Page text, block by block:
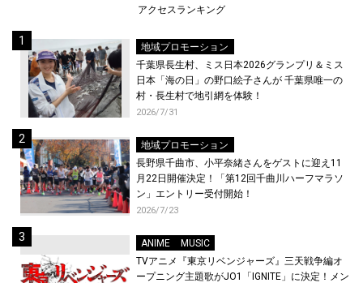
アクセスランキング
地域プロモーション
千葉県長生村、ミス日本2026グランプリ＆ミス
日本「海の日」の野口絵子さんが 千葉県唯一の
村・長生村で地引網を体験！
2026/7/31
地域プロモーション
長野県千曲市、小平奈緒さんをゲストに迎え11
月22日開催決定！「第12回千曲川ハーフマラソ
ン」エントリー受付開始！
2026/7/23
ANIME
MUSIC
TVアニメ『東京リベンジャーズ』三天戦争編オ
ープニング主題歌がJO1「IGNITE」に決定！メン